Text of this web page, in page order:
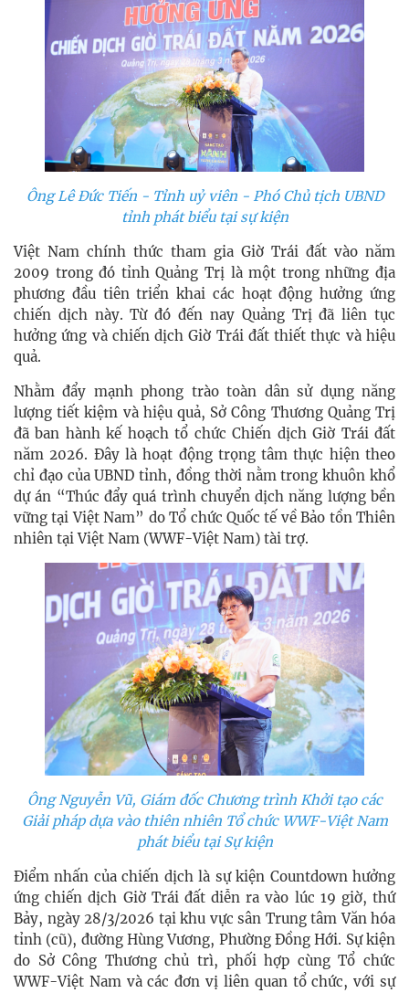
Ông Lê Đức Tiến - Tỉnh uỷ viên - Phó Chủ tịch UBND
tỉnh phát biểu tại sự kiện
Việt Nam chính thức tham gia Giờ Trái đất vào năm
2009 trong đó tỉnh Quảng Trị là một trong những địa
phương đầu tiên triển khai các hoạt động hưởng ứng
chiến dịch này. Từ đó đến nay Quảng Trị đã liên tục
hưởng ứng và chiến dịch Giờ Trái đất thiết thực và hiệu
quả.
Nhằm đẩy mạnh phong trào toàn dân sử dụng năng
lượng tiết kiệm và hiệu quả, Sở Công Thương Quảng Trị
đã ban hành kế hoạch tổ chức Chiến dịch Giờ Trái đất
năm 2026. Đây là hoạt động trọng tâm thực hiện theo
chỉ đạo của UBND tỉnh, đồng thời nằm trong khuôn khổ
dự án “Thúc đẩy quá trình chuyển dịch năng lượng bền
vững tại Việt Nam” do Tổ chức Quốc tế về Bảo tồn Thiên
nhiên tại Việt Nam (WWF-Việt Nam) tài trợ.
Ông Nguyễn Vũ, Giám đốc Chương trình Khởi tạo các
Giải pháp dựa vào thiên nhiên Tổ chức WWF-Việt Nam
phát biểu tại Sự kiện
Điểm nhấn của chiến dịch là sự kiện Countdown hưởng
ứng chiến dịch Giờ Trái đất diễn ra vào lúc 19 giờ, thứ
Bảy, ngày 28/3/2026 tại khu vực sân Trung tâm Văn hóa
tỉnh (cũ), đường Hùng Vương, Phường Đồng Hới. Sự kiện
do Sở Công Thương chủ trì, phối hợp cùng Tổ chức
WWF-Việt Nam và các đơn vị liên quan tổ chức, với sự